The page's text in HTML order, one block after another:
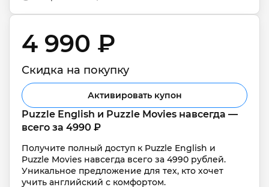
4 990 ₽
Скидка на покупку
Активировать купон
Puzzle English и Puzzle Movies навсегда —
всего за 4990 ₽
Получите полный доступ к Puzzle English и
Puzzle Movies навсегда всего за 4990 рублей.
Уникальное предложение для тех, кто хочет
учить английский с комфортом.